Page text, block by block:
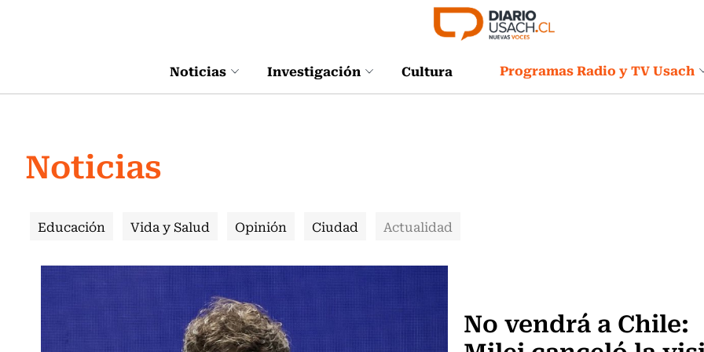
Noticias Investigación Cultura Programas Radio y TV Usach
Noticias
Educación Vida y Salud Opinión Ciudad Actualidad
No vendrá a Chile: